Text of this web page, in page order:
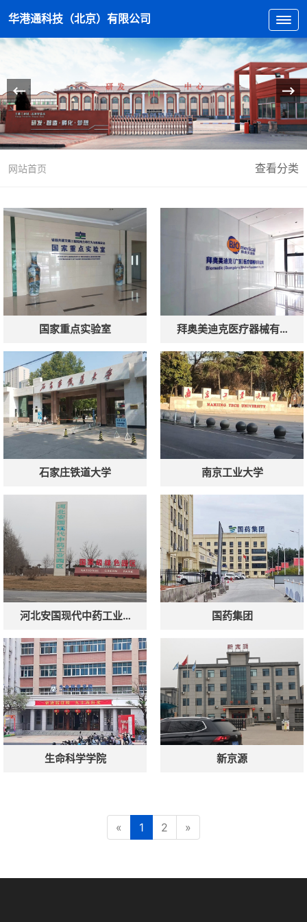
华港通科技（北京）有限公司
网站首页 查看分类
国家重点实验室 拜奥美迪克医疗器械有…
石家庄铁道大学 南京工业大学
河北安国现代中药工业… 国药集团
生命科学学院 新京源
« 1 2 »
微信号：